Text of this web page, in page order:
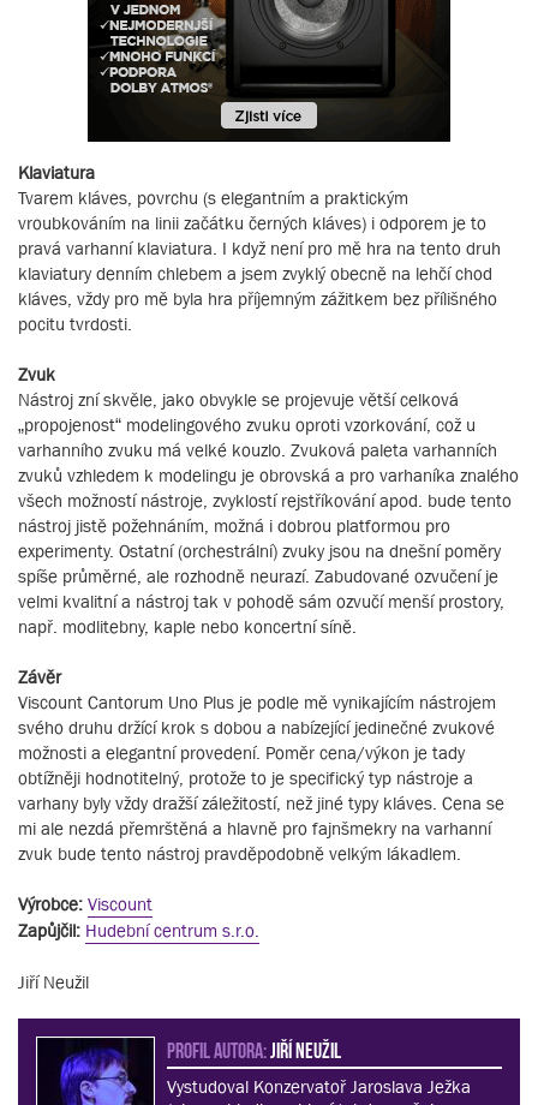
Klaviatura
Tvarem kláves, povrchu (s elegantním a praktickým
vroubkováním na linii začátku černých kláves) i odporem je to
pravá varhanní klaviatura. I když není pro mě hra na tento druh
klaviatury denním chlebem a jsem zvyklý obecně na lehčí chod
kláves, vždy pro mě byla hra příjemným zážitkem bez přílišného
pocitu tvrdosti.
Zvuk
Nástroj zní skvěle, jako obvykle se projevuje větší celková
„propojenost“ modelingového zvuku oproti vzorkování, což u
varhanního zvuku má velké kouzlo. Zvuková paleta varhanních
zvuků vzhledem k modelingu je obrovská a pro varhaníka znalého
všech možností nástroje, zvyklostí rejstříkování apod. bude tento
nástroj jistě požehnáním, možná i dobrou platformou pro
experimenty. Ostatní (orchestrální) zvuky jsou na dnešní poměry
spíše průměrné, ale rozhodně neurazí. Zabudované ozvučení je
velmi kvalitní a nástroj tak v pohodě sám ozvučí menší prostory,
např. modlitebny, kaple nebo koncertní síně.
Závěr
Viscount Cantorum Uno Plus je podle mě vynikajícím nástrojem
svého druhu držící krok s dobou a nabízející jedinečné zvukové
možnosti a elegantní provedení. Poměr cena/výkon je tady
obtížněji hodnotitelný, protože to je specifický typ nástroje a
varhany byly vždy dražší záležitostí, než jiné typy kláves. Cena se
mi ale nezdá přemrštěná a hlavně pro fajnšmekry na varhanní
zvuk bude tento nástroj pravděpodobně velkým lákadlem.
Výrobce: Viscount
Zapůjčil: Hudební centrum s.r.o.
Jiří Neužil
PROFIL AUTORA: Jiří Neužil
Vystudoval Konzervatoř Jaroslava Ježka